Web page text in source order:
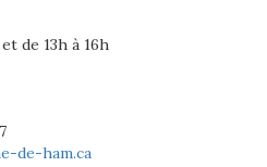
de 13h à 16h
de-ham.ca